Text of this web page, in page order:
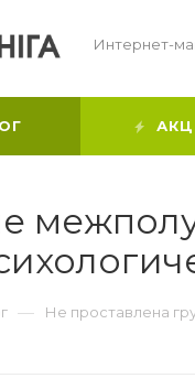
Интернет-
— Не проставлена